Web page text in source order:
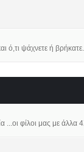
ό,τι ψάχνετε ή
...οι φίλοι μας με άλλα